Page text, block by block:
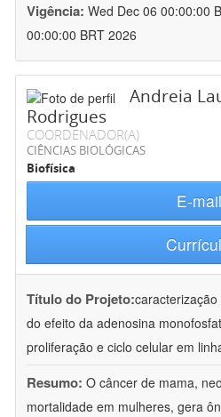
Vigência: Wed Dec 06 00:00:00
00:00:00 BRT 2026
Andreia
Rodrigues
COORDENADOR(A)
CIÊNCIAS BIOLÓGICAS
Biofísica
E-mail
Título do Projeto:
do efeito da adenosina
proliferação e ciclo celular em
Resumo: O câncer de mama,
mortalidade em mulheres, gera